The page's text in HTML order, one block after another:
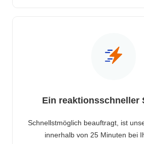
Ein reaktionsschneller
Schnellstmöglich beauftragt, ist
innerhalb von 25 Minuten bei